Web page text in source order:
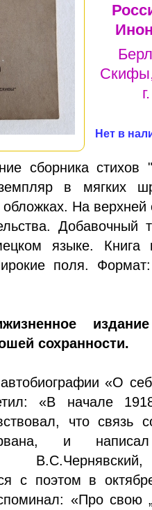
г.
Нет в
сборника стихов
в мягких
обложках. На
Добавочный
языке. Книга
поля.
сохранности.
«О
«В начале
что связь
и
с поэтом в
«Про свою